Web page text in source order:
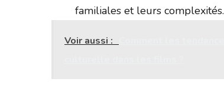
familiales et leurs complexités.
Voir aussi :